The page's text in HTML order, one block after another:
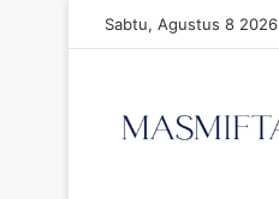
Sabtu, Agustus 8 2026